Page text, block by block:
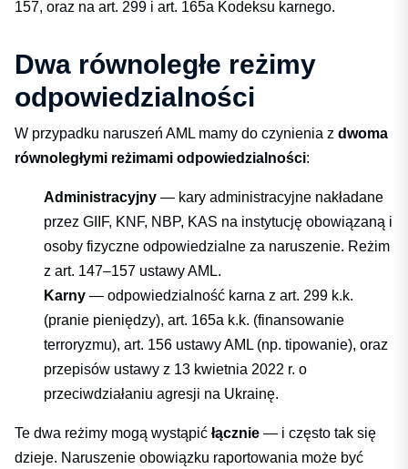
157, oraz na art. 299 i art. 165a Kodeksu karnego.
Dwa równoległe reżimy
odpowiedzialności
W przypadku naruszeń AML mamy do czynienia z dwoma
równoległymi reżimami odpowiedzialności:
Administracyjny — kary administracyjne nakładane
przez GIIF, KNF, NBP, KAS na instytucję obowiązaną i
osoby fizyczne odpowiedzialne za naruszenie. Reżim
z art. 147–157 ustawy AML.
Karny — odpowiedzialność karna z art. 299 k.k.
(pranie pieniędzy), art. 165a k.k. (finansowanie
terroryzmu), art. 156 ustawy AML (np. tipowanie), oraz
przepisów ustawy z 13 kwietnia 2022 r. o
przeciwdziałaniu agresji na Ukrainę.
Te dwa reżimy mogą wystąpić łącznie — i często tak się
dzieje. Naruszenie obowiązku raportowania może być